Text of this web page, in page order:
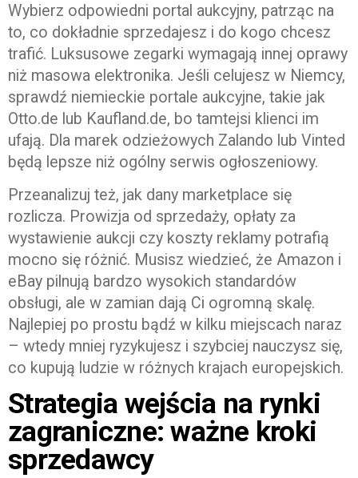
Wybierz odpowiedni portal aukcyjny, patrząc na
to, co dokładnie sprzedajesz i do kogo chcesz
trafić. Luksusowe zegarki wymagają innej oprawy
niż masowa elektronika. Jeśli celujesz w Niemcy,
sprawdź niemieckie portale aukcyjne, takie jak
Otto.de lub Kaufland.de, bo tamtejsi klienci im
ufają. Dla marek odzieżowych Zalando lub Vinted
będą lepsze niż ogólny serwis ogłoszeniowy.
Przeanalizuj też, jak dany marketplace się
rozlicza. Prowizja od sprzedaży, opłaty za
wystawienie aukcji czy koszty reklamy potrafią
mocno się różnić. Musisz wiedzieć, że Amazon i
eBay pilnują bardzo wysokich standardów
obsługi, ale w zamian dają Ci ogromną skalę.
Najlepiej po prostu bądź w kilku miejscach naraz
– wtedy mniej ryzykujesz i szybciej nauczysz się,
co kupują ludzie w różnych krajach europejskich.
Strategia wejścia na rynki
zagraniczne: ważne kroki
sprzedawcy